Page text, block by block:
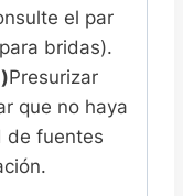
el par
bridas).
Presurizar
que no haya
de fuentes